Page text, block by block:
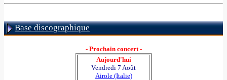
Base discographique
- Prochain concert -
Aujourd'hui
Vendredi 7 Août
Airole (Italie)